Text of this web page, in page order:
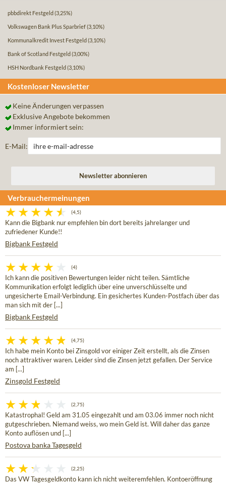
pbbdirekt Festgeld (3,25%)
Volkswagen Bank Plus Sparbrief(3,10%)
Kommunalkredit Invest Festgeld (3,10%)
Bank of Scotland Festgeld (3,00%)
HSH Nordbank Festgeld (3,10%)
Kostenloser Newsletter
Keine Änderungen verpassen
Exklusive Angebote bekommen
Immer informiert sein:
E-Mail:
Verbrauchermeinungen
(4,5)
Kann die Bigbank nur empfehlen bin dort bereits jahrelanger und
zufriedener Kunde!!
Bigbank Festgeld
(4)
Ich kann die positiven Bewertungen leider nicht teilen. Sämtliche
Kommunikation erfolgt lediglich über eine unverschlüsselte und
ungesicherte Email-Verbindung. Ein gesichertes Kunden-Postfach über das
man sich mit der [...]
Bigbank Festgeld
(4,75)
Ich habe mein Konto bei Zinsgold vor einiger Zeit erstellt, als die Zinsen
noch attraktiver waren. Leider sind die Zinsen jetzt gefallen. Der Service
am [...]
Zinsgold Festgeld
(2,75)
Katastrophal! Geld am 31.05 eingezahlt und am 03.06 immer noch nicht
gutgeschrieben. Niemand weiss, wo mein Geld ist. Will daher das ganze
Konto auflösen und [...]
Postova banka Tagesgeld
(2,25)
Das VW Tagesgeldkonto kann ich nicht weiteremfehlen. Kontoeröffnung